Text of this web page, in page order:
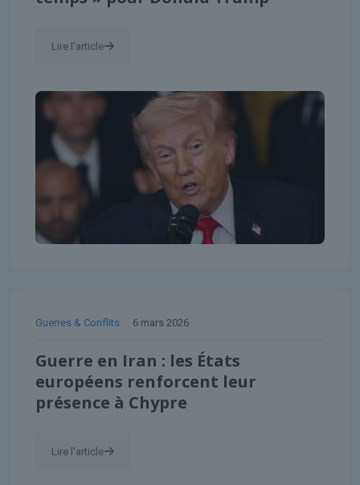
Lire l'article
Guerres & Conflits 6 mars 2026
Guerre en Iran : les États
européens renforcent leur
présence à Chypre
Lire l'article